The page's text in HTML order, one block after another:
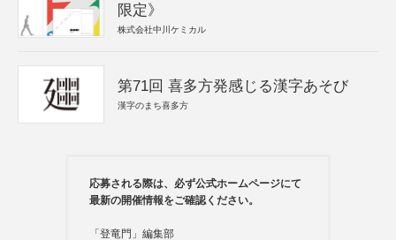
限定》
株式会社中川ケミカル
第71回 喜多方発感じる漢字あそび
漢字のまち喜多方
応募される際は、必ず公式ホームページにて
最新の開催情報をご確認ください。
「登竜門」編集部